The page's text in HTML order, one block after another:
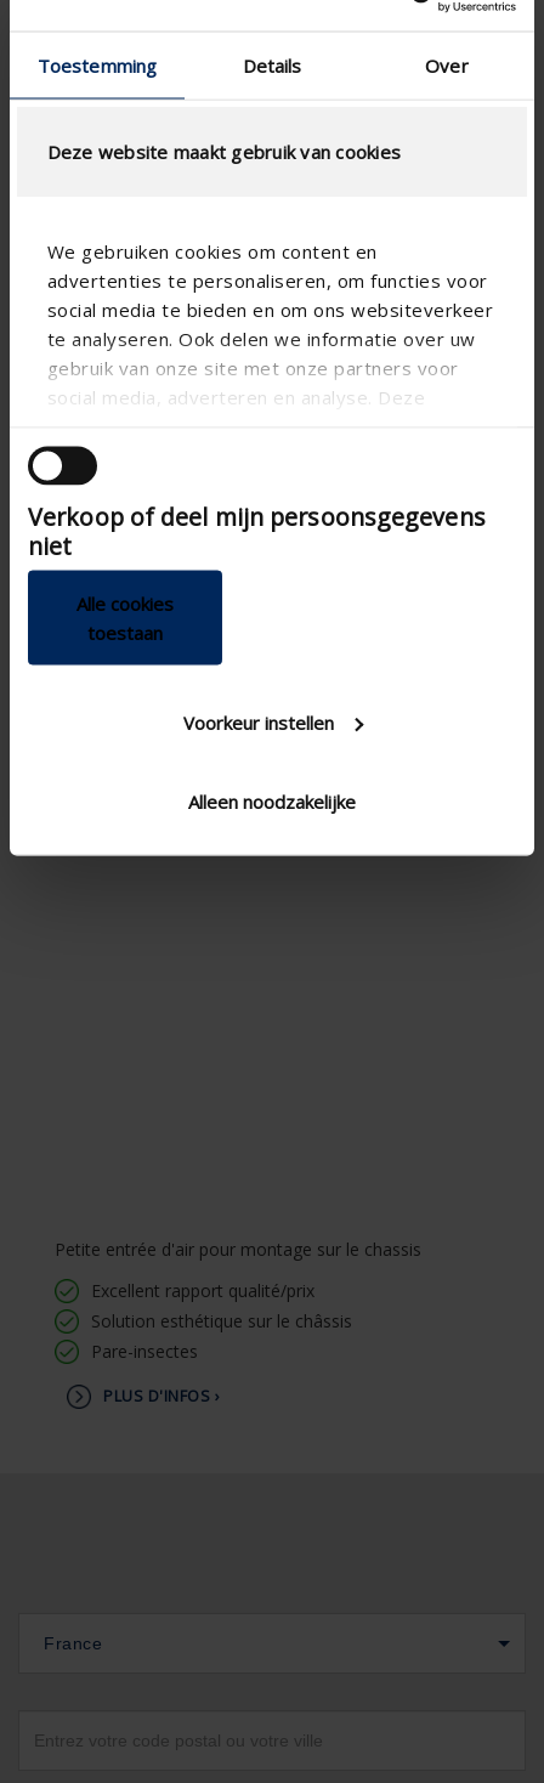
Toestemming Details Over
Deze website maakt gebruik van cookies
We gebruiken cookies om content en
advertenties te personaliseren, om functies voor
social media te bieden en om ons websiteverkeer
te analyseren. Ook delen we informatie over uw
gebruik van onze site met onze partners voor
social media, adverteren en analyse. Deze
andere informatie die u aan ze heeft verstrekt of
die ze hebben verzameld op basis van uw gebruik
van hun services.
Verkoop of deel mijn persoonsgegevens
niet
Alle cookies
toestaan
Voorkeur instellen
Alleen noodzakelijke
Kit d’entrées d’air compact, non autoréglable
Excellent rapport qualité/prix
Solution esthétique sur le châssis
PLUS D'INFOS ›
Pyramid 5000
Petite entrée d'air pour montage sur le chassis
Excellent rapport qualité/prix
Solution esthétique sur le châssis
Pare-insectes
PLUS D'INFOS ›
France